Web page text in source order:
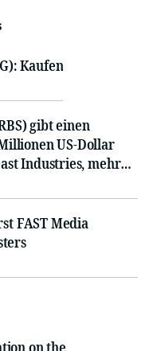
Kaufen
gibt einen
US-Dollar
Industries, mehr
WLD-Token
FAST Media
on the